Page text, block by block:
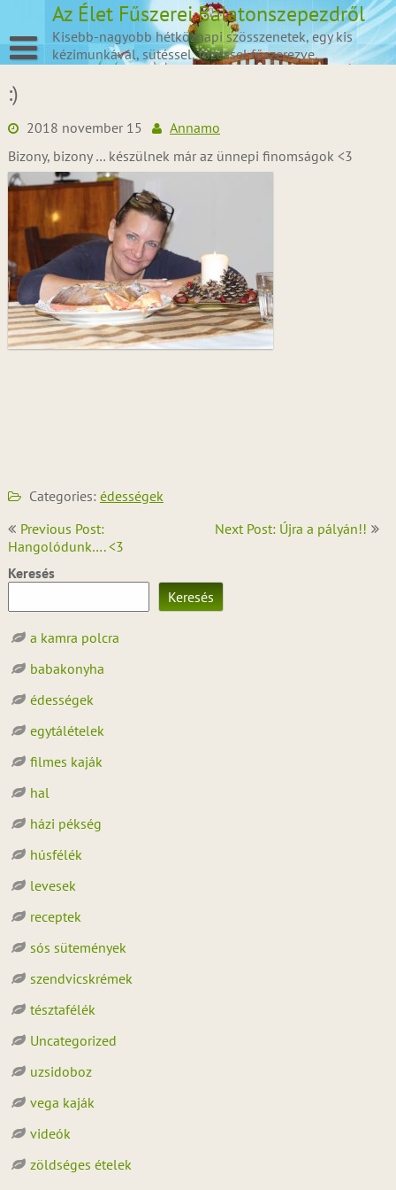
content
Az Élet Fűszerei Balatonszepezdről
Kisebb-nagyobb hétköznapi szösszenetek, egy kis
kézimunkával, sütéssel, főzéssel fűszerezve.
:)
2018 november 15
Annamo
Bizony, bizony … készülnek már az ünnepi finomságok <3
Categories: édességek
Bejegyzés
navigáció
Previous Post:
Hangolódunk…. <3
Next Post: Újra a pályán!!
Keresés
Keresés
a kamra polcra
babakonyha
édességek
egytálételek
filmes kaják
hal
házi pékség
húsfélék
levesek
receptek
sós sütemények
szendvicskrémek
tésztafélék
Uncategorized
uzsidoboz
vega kaják
videók
zöldséges ételek